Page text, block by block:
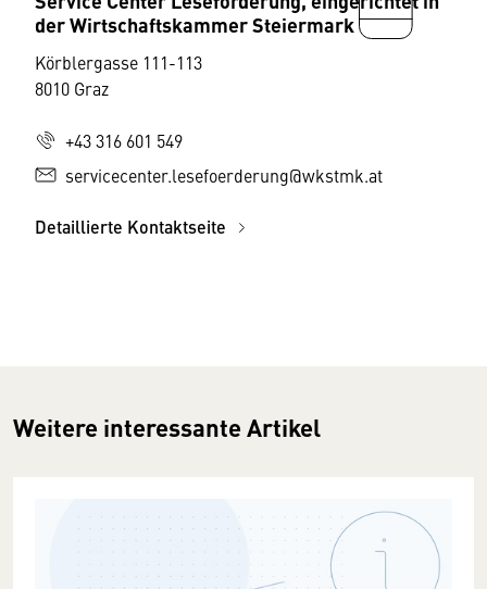
der Wirtschaftskammer Steiermark
Körblergasse 111-113
8010 Graz
+43 316 601 549
servicecenter.lesefoerderung@wkstmk.at
Detaillierte Kontaktseite
Weitere interessante Artikel